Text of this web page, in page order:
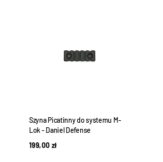
Szyna Picatinny do systemu M-
Lok - Daniel Defense
199,00 zł